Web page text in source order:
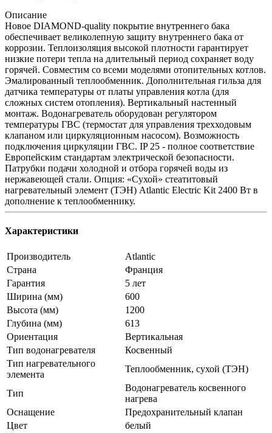
Описание
Новое DIAMOND-quality покрытие внутреннего бака
обеспечивает великолепную защиту внутреннего бака от
коррозии. Теплоизоляция высокой плотности гарантирует
низкие потери тепла на длительный период сохраняет воду
горячей. Совместим со всеми моделями отопительных котлов.
Эмалированный теплообменник. Дополнительная гильза для
датчика температуры от платы управления котла (для
сложных систем отопления). Вертикальный настенный
монтаж. Водонагреватель оборудован регулятором
температуры ГВС (термостат для управления трехходовым
клапаном или циркуляционным насосом). Возможность
подключения циркуляции ГВС. IP 25 - полное соответствие
Европейским стандартам электрической безопасности.
Патрубки подачи холодной и отбора горячей воды из
нержавеющей стали. Опция: «Сухой» стеатитовый
нагревательный элемент (ТЭН) Atlantic Electric Kit 2400 Вт в
дополнение к теплообменнику.
Характеристики
Производитель
Atlantic
Страна
Франция
Гарантия
5 лет
Ширина (мм)
600
Высота (мм)
1200
Глубина (мм)
613
Ориентация
Вертикальная
Тип водонагревателя
Косвенный
Тип нагревательного
элемента
Теплообменник, сухой (ТЭН)
Тип
Водонагреватель косвенного
нагрева
Оснащение
Предохранительный клапан
Цвет
белый